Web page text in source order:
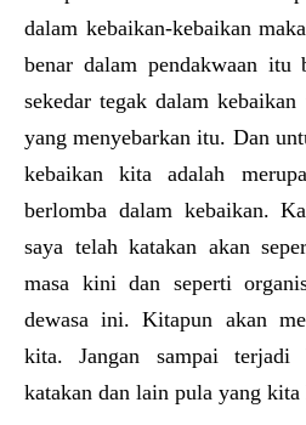
dalam kebaikan-kebaikan
benar dalam pendakwaan
sekedar tegak dalam
yang menyebarkan itu. Dan
kebaikan kita adalah
berlomba dalam kebaikan.
saya telah katakan akan
masa kini dan seperti
dewasa ini. Kitapun akan
kita. Jangan sampai
katakan dan lain pula yang kita